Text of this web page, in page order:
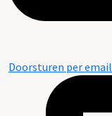
Doorsturen per email